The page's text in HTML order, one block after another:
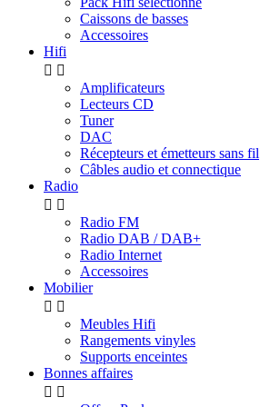
Caissons de basses
Accessoires
Hifi
 
Amplificateurs
Lecteurs CD
Tuner
DAC
Récepteurs et émetteurs sans fil
Câbles audio et connectique
Radio
 
Radio FM
Radio DAB / DAB+
Radio Internet
Accessoires
Mobilier
 
Meubles Hifi
Rangements vinyles
Supports enceintes
Bonnes affaires
 